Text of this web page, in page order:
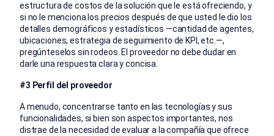
estructura de costos de la solución que le está ofreciendo, y
si no le menciona los precios después de que usted le dio los
detalles demográficos y estadísticos —cantidad de agentes,
ubicaciones, estrategia de seguimiento de KPI, etc.—,
pregúnteselos sin rodeos. El proveedor no debe dudar en
darle una respuesta clara y concisa.
#3 Perfil del proveedor
A menudo, concentrarse tanto en las tecnologías y sus
funcionalidades, si bien son aspectos importantes, nos
distrae de la necesidad de evaluar a la compañía que ofrece